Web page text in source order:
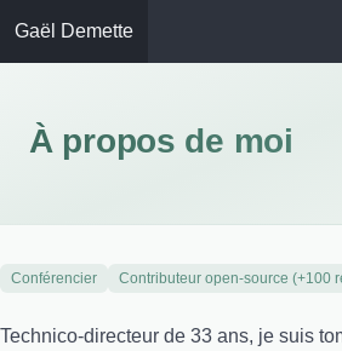
Gaël Demette
À propos de moi
Conférencier Contributeur open-source (+100
Technico-directeur de 33 ans, je suis